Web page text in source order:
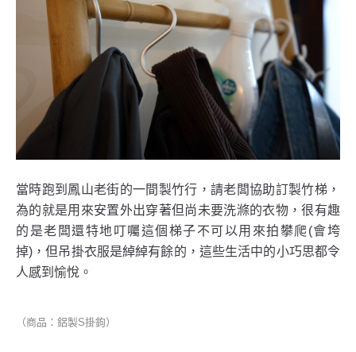
當時跑到鳳山老街的一間製竹行，請老闆協助訂製竹梯，
為的就是用來安置外出穿著但尚未要洗滌的衣物，很有趣
的是老闆還特地叮囑這個梯子不可以用來拍攀爬(會垮
掉)，但吊掛衣服是綽綽有餘的，這些生活中的小巧思都令
人感到愉悅。
（商品：鋁製S掛鉤）